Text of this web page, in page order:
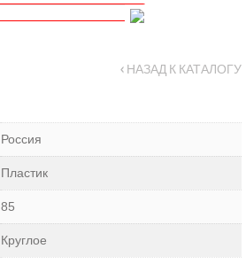
‹ НАЗАД К КАТАЛОГУ
Россия
Пластик
85
Круглое